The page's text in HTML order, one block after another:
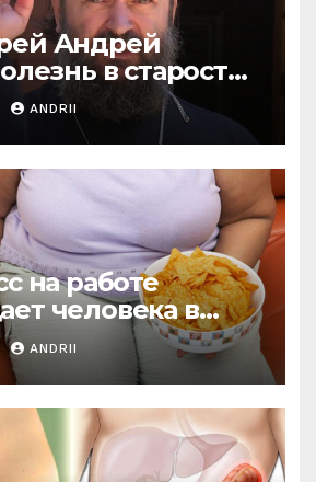
Андрей
в старости
за грехи?
ANDRII
на работе
человека в
вот в чем дело!
ANDRII